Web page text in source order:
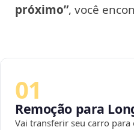
próximo”, você
01
Remoção para
Vai transferir seu carro